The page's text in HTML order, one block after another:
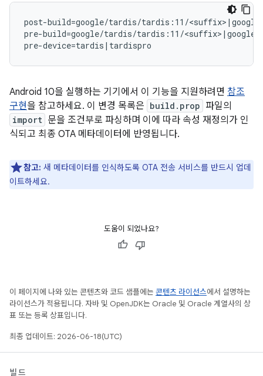
post-build=google/tardis/tardis:11/
pre-build=google/tardis/tardis:11/
Android 10을 실행하는 기기에서 이 기능을 지원하려면 참조
구현을 참고하세요. 이 변경 목록은 build.prop 파일의
import 문을 조건부로 파싱하며 이에 따라 속성 재정의가 인
식되고 최종 OTA 메타데이터에 반영됩니다.
참고: 새 메타데이터를 인식하도록 OTA 전송 서비스를 반드시 업데
이트하세요.
도움이 되었나요?
이 페이지에 나와 있는 콘텐츠와 코드 샘플에는 콘텐츠 라이선스에서 설명하는
라이선스가 적용됩니다. 자바 및 OpenJDK는 Oracle 및 Oracle 계열사의 상
표 또는 등록 상표입니다.
최종 업데이트: 2026-06-18(UTC)
빌드